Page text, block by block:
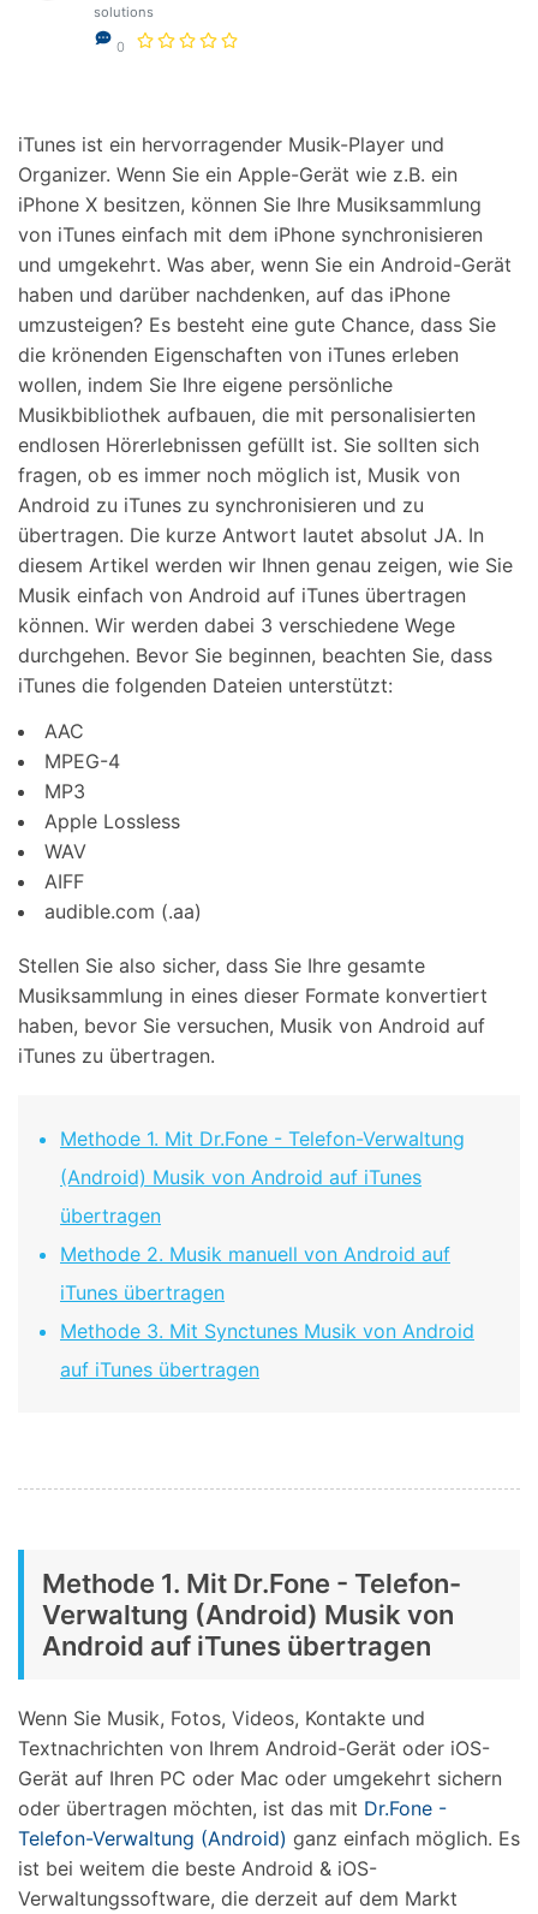
Support
DOWNLOAD
solutions
0
iTunes ist ein hervorragender Musik-Player und
Organizer. Wenn Sie ein Apple-Gerät wie z.B. ein
iPhone X besitzen, können Sie Ihre Musiksammlung
von iTunes einfach mit dem iPhone synchronisieren
und umgekehrt. Was aber, wenn Sie ein Android-Gerät
haben und darüber nachdenken, auf das iPhone
umzusteigen? Es besteht eine gute Chance, dass Sie
die krönenden Eigenschaften von iTunes erleben
wollen, indem Sie Ihre eigene persönliche
Musikbibliothek aufbauen, die mit personalisierten
endlosen Hörerlebnissen gefüllt ist. Sie sollten sich
fragen, ob es immer noch möglich ist, Musik von
Android zu iTunes zu synchronisieren und zu
übertragen. Die kurze Antwort lautet absolut JA. In
diesem Artikel werden wir Ihnen genau zeigen, wie Sie
Musik einfach von Android auf iTunes übertragen
können. Wir werden dabei 3 verschiedene Wege
durchgehen. Bevor Sie beginnen, beachten Sie, dass
iTunes die folgenden Dateien unterstützt:
AAC
MPEG-4
MP3
Apple Lossless
WAV
AIFF
audible.com (.aa)
Stellen Sie also sicher, dass Sie Ihre gesamte
Musiksammlung in eines dieser Formate konvertiert
haben, bevor Sie versuchen, Musik von Android auf
iTunes zu übertragen.
Methode 1. Mit Dr.Fone - Telefon-Verwaltung
(Android) Musik von Android auf iTunes
übertragen
Methode 2. Musik manuell von Android auf
iTunes übertragen
Methode 3. Mit Synctunes Musik von Android
auf iTunes übertragen
Methode 1. Mit Dr.Fone - Telefon-
Verwaltung (Android) Musik von
Android auf iTunes übertragen
Wenn Sie Musik, Fotos, Videos, Kontakte und
Textnachrichten von Ihrem Android-Gerät oder iOS-
Gerät auf Ihren PC oder Mac oder umgekehrt sichern
oder übertragen möchten, ist das mit Dr.Fone -
Telefon-Verwaltung (Android) ganz einfach möglich. Es
ist bei weitem die beste Android & iOS-
Verwaltungssoftware, die derzeit auf dem Markt